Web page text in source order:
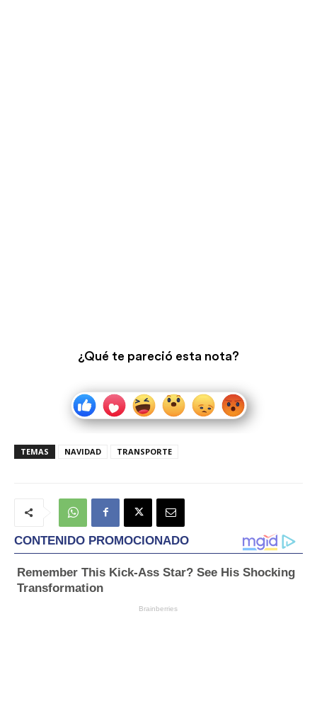
¿Qué te pareció esta nota?
TEMAS NAVIDAD TRANSPORTE